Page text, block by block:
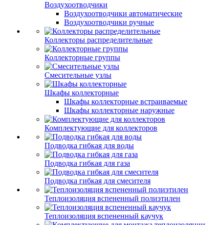
Воздухоотводчики
Воздухоотводчики автоматические
Воздухоотводчики ручные
Коллекторы распределительные
Коллекторные группы
Смесительные узлы
Шкафы коллекторные
Шкафы коллекторные встраиваемые
Шкафы коллекторные наружные
Комплектующие для коллекторов
Подводка гибкая для воды
Подводка гибкая для газа
Подводка гибкая для смесителя
Теплоизоляция вспененный полиэтилен
Теплоизоляция вспененный каучук